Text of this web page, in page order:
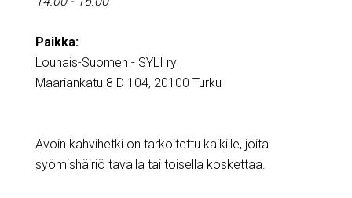
Paikka:
Lounais-Suomen - SYLI ry
Maariankatu 8 D 104, 20100 Turku
Avoin kahvihetki on tarkoitettu kaikille, joita
syömishäiriö tavalla tai toisella koskettaa.